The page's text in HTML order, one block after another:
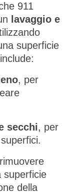
911
lavaggio e
superficie
, per
secchi, per
superficie
della